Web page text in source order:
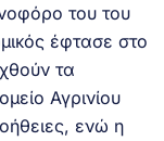
του του
έφτασε στο
τα
Αγρινίου
ενώ η